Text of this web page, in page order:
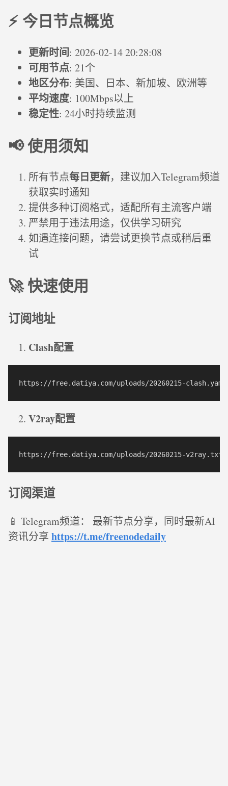
⚡ 今日节点概览
更新时间: 2026-02-14 20:28:08
可用节点: 21个
地区分布: 美国、日本、新加坡、欧洲等
平均速度: 100Mbps以上
稳定性: 24小时持续监测
📢 使用须知
所有节点每日更新，建议加入Telegram频道
获取实时通知
提供多种订阅格式，适配所有主流客户端
严禁用于违法用途，仅供学习研究
如遇连接问题，请尝试更换节点或稍后重
试
🚀 快速使用
订阅地址
Clash配置
V2ray配置
订阅渠道
📱 Telegram频道： 最新节点分享，同时最新AI
资讯分享 https://t.me/freenodedaily